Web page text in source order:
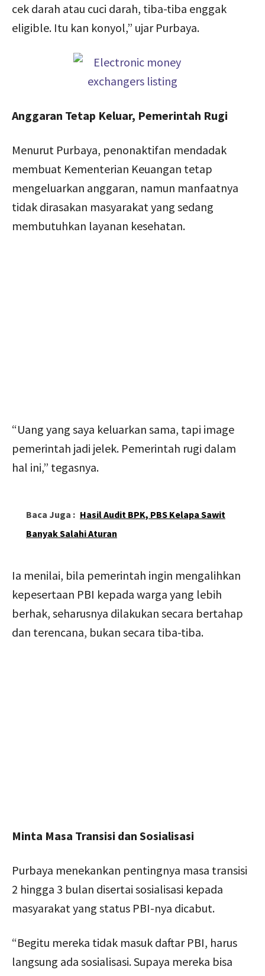
cek darah atau cuci darah, tiba-tiba enggak
eligible. Itu kan konyol,” ujar Purbaya.
Anggaran Tetap Keluar, Pemerintah Rugi
Menurut Purbaya, penonaktifan mendadak
membuat Kementerian Keuangan tetap
mengeluarkan anggaran, namun manfaatnya
tidak dirasakan masyarakat yang sedang
membutuhkan layanan kesehatan.
“Uang yang saya keluarkan sama, tapi image
pemerintah jadi jelek. Pemerintah rugi dalam
hal ini,” tegasnya.
Baca Juga : Hasil Audit BPK, PBS Kelapa Sawit
Banyak Salahi Aturan
Ia menilai, bila pemerintah ingin mengalihkan
kepesertaan PBI kepada warga yang lebih
berhak, seharusnya dilakukan secara bertahap
dan terencana, bukan secara tiba-tiba.
Minta Masa Transisi dan Sosialisasi
Purbaya menekankan pentingnya masa transisi
2 hingga 3 bulan disertai sosialisasi kepada
masyarakat yang status PBI-nya dicabut.
“Begitu mereka tidak masuk daftar PBI, harus
langsung ada sosialisasi. Supaya mereka bisa